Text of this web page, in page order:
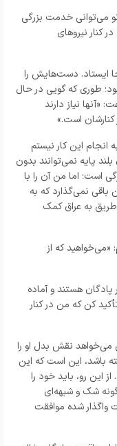
می‌توانی خدمت بزرگی
کنار نیروهای
ایستاد. دست‌هایش را
طوری که گویی در حال
نیاز دارند
کنارشان است.»
این کار نیستم
پایه نمی‌توانند بدون
است؛ اما من آن را با
نمی‌گذارد که به
طریق به عراق کمک
که از
هستند و آماده
کن که من در کنار
می‌خواهد نقش بدل او را
باشد، این است که این
این رو، باید خود را
شک و شبهه‌ای
واگذار شده موافقت